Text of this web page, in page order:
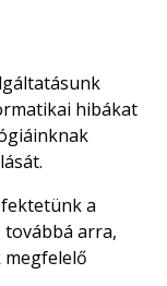
hibákat
a
továbbá arra,
megfelelő